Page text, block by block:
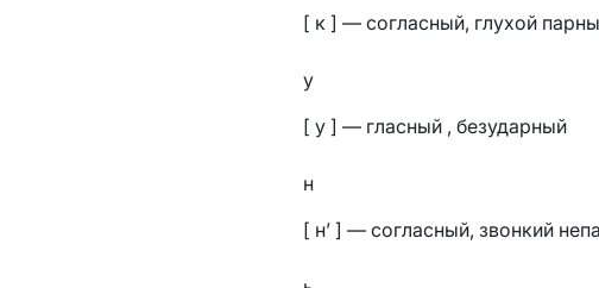
[ к ] — согласный, глухой
у
[ у ] — гласный , безударный
н
[ н’ ] — согласный, звонкий